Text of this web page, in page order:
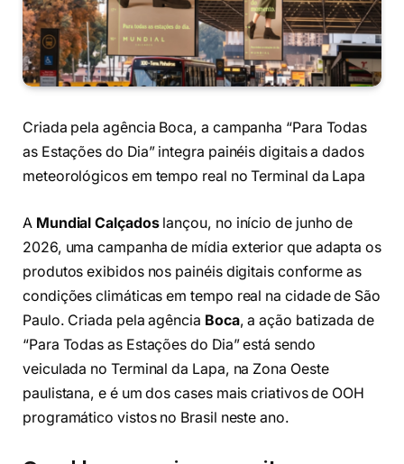
Criada pela agência Boca, a campanha “Para Todas
as Estações do Dia” integra painéis digitais a dados
meteorológicos em tempo real no Terminal da Lapa
A Mundial Calçadoslançou, no início de junho de
2026, uma campanha de mídia exterior que adapta os
produtos exibidos nos painéis digitais conforme as
condições climáticas em tempo real na cidade de São
Paulo. Criada pela agência Boca, a ação batizada de
“Para Todas as Estações do Dia” está sendo
veiculada no Terminal da Lapa, na Zona Oeste
paulistana, e é um dos cases mais criativos de OOH
programático vistos no Brasil neste ano.